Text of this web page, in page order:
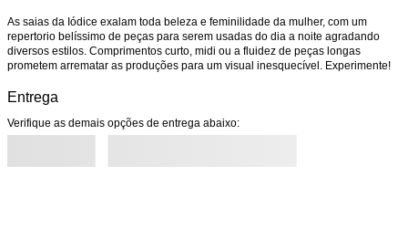
As saias da Iódice exalam toda beleza e feminilidade da mulher, com um
repertorio belíssimo de peças para serem usadas do dia a noite agradando
diversos estilos. Comprimentos curto, midi ou a fluidez de peças longas
prometem arrematar as produções para um visual inesquecível. Experimente!
Entrega
Verifique as demais opções de entrega abaixo: